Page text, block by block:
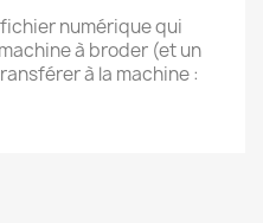
fichier numérique qui
à broder (et un
à la machine :